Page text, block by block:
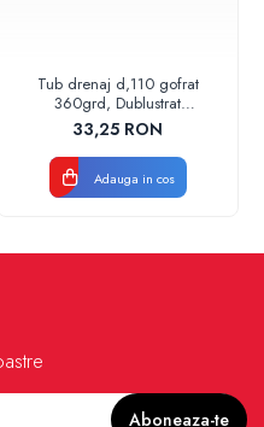
Tub drenaj d,110 gofrat
360grd, Dublustrat
verde/negru 110152 Drainkit
33,25 RON
Adauga in cos